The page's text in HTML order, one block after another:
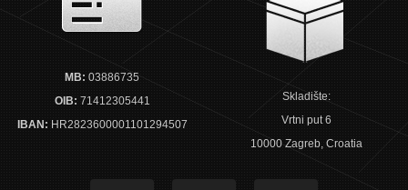
MB: 03886735
OIB: 71412305441
IBAN: HR2823600001101294507
Skladište:
Vrtni put 6
10000 Zagreb, Croatia